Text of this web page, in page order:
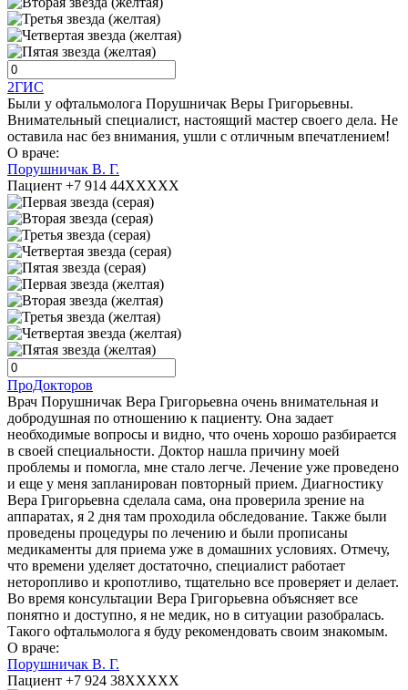
2ГИС
Были у офтальмолога Порушничак Веры Григорьевны.
Внимательный специалист, настоящий мастер своего дела. Не
оставила нас без внимания, ушли с отличным впечатлением!
О враче:
Порушничак В. Г.
Пациент +7 914 44XXXXX
ПроДокторов
Врач Порушничак Вера Григорьевна очень внимательная и
добродушная по отношению к пациенту. Она задает
необходимые вопросы и видно, что очень хорошо разбирается
в своей специальности. Доктор нашла причину моей
проблемы и помогла, мне стало легче. Лечение уже проведено
и еще у меня запланирован повторный прием. Диагностику
Вера Григорьевна сделала сама, она проверила зрение на
аппаратах, я 2 дня там проходила обследование. Также были
проведены процедуры по лечению и были прописаны
медикаменты для приема уже в домашних условиях. Отмечу,
что времени уделяет достаточно, специалист работает
неторопливо и кропотливо, тщательно все проверяет и делает.
Во время консультации Вера Григорьевна объясняет все
понятно и доступно, я не медик, но в ситуации разобралась.
Такого офтальмолога я буду рекомендовать своим знакомым.
О враче:
Порушничак В. Г.
Пациент +7 924 38XXXXX